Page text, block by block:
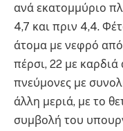
ανά εκατομμύριο
4,7 και πριν 4,4.
άτομα με νεφρό
πέρσι, 22 με καρδιά
πνεύμονες με
άλλη μεριά, με το
συμβολή του